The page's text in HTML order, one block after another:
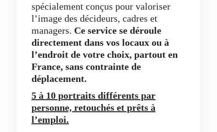
spécialement conçus pour valoriser
l’image des décideurs, cadres et
managers. Ce service se déroule
directement dans vos locaux ou à
l’endroit de votre choix, partout en
France, sans contrainte de
déplacement.
5 à 10 portraits différents par
personne, retouchés et prêts à
l’emploi.